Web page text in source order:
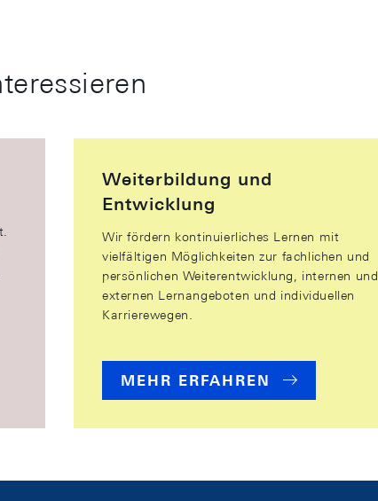
Weiterbildung und
Entwicklung
Wir fördern kontinuierliches Lernen mit
vielfältigen Möglichkeiten zur fachlichen und
persönlichen Weiterentwicklung, internen und
externen Lernangeboten und individuellen
Karrierewegen.
MEHR ERFAHREN